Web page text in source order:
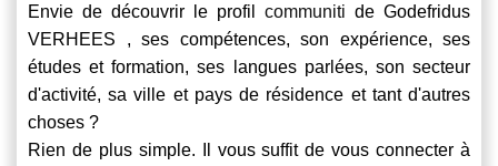
Envie de découvrir le profil communiti de Godefridus
VERHEES , ses compétences, son expérience, ses
études et formation, ses langues parlées, son secteur
d'activité, sa ville et pays de résidence et tant d'autres
choses ?
Rien de plus simple. Il vous suffit de vous connecter à